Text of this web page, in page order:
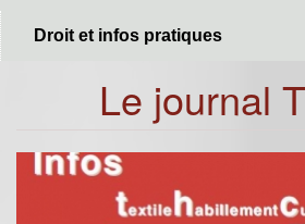
Droit et infos pratiques
Le journal